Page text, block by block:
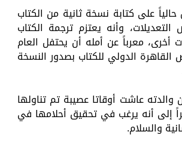
على كتابة نسخة ثانية من الكتاب
وأنه يعتزم ترجمة الكتاب
أخرى، معرباً عن أمله أن يحتفل العام
الدولي للكتاب بصدور النسخة
عاشت أوقاتا عصيبة تم تناولها
إلى أنه يرغب في تحقيق أحلامها في
والسلام.